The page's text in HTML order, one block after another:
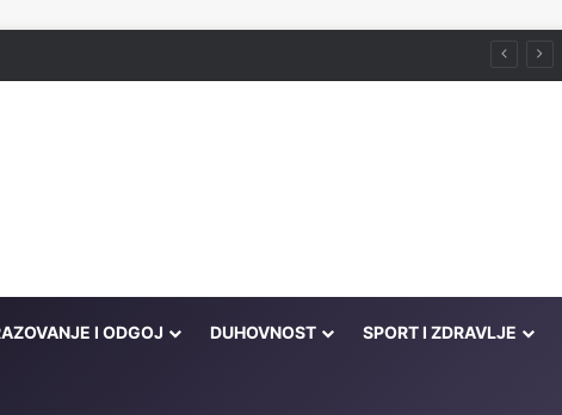
ef. Đozo
I ODGOJ DUHOVNOST SPORT I ZDRAVLJE